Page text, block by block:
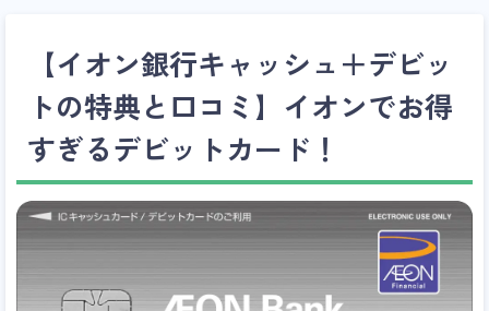
法人用デビットカード
TOPページ
【イオン銀行キャッシュ＋デビッ
トの特典と口コミ】イオンでお得
すぎるデビットカード！